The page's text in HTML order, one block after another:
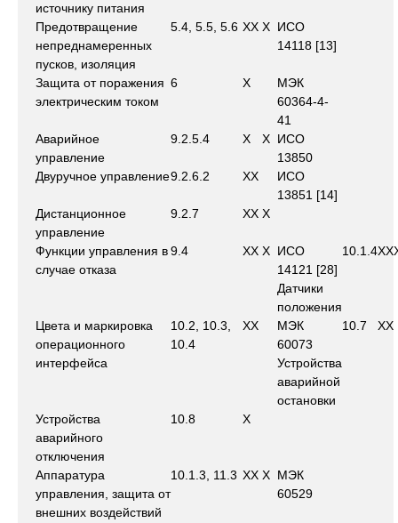
источнику питания
Предотвращение
непреднамеренных
пусков, изоляция
5.4, 5.5, 5.6 XX X ИСО
14118 [13]
Защита от поражения
электрическим током
6 X
МЭК
60364-4-
41
Аварийное
управление
9.2.5.4 X X ИСО
13850
Двуручное управление9.2.6.2 XX
ИСО
13851 [14]
Дистанционное
управление
9.2.7 XX X
Функции управления в
случае отказа
9.4 XX X ИСО
14121 [28]
Датчики
положения
10.1.4XX
Цвета и маркировка
операционного
интерфейса
10.2, 10.3,
10.4
XX
МЭК
60073
Устройства
аварийной
остановки
10.7 XX
Устройства
аварийного
отключения
10.8 X
Аппаратура
управления, защита от
внешних воздействий
10.1.3, 11.3 XX X МЭК
60529